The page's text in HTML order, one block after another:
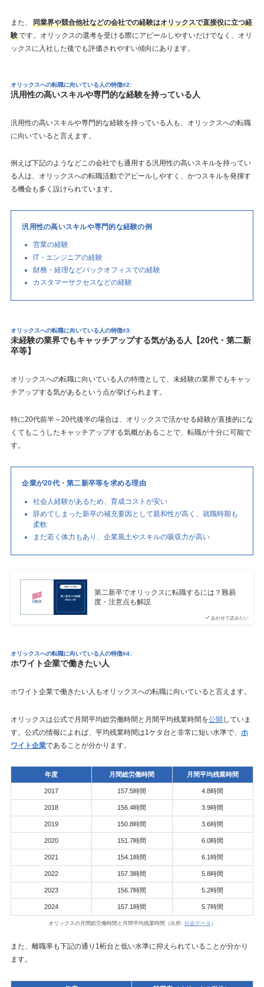
また、
同業界や競合他社などの会社での経験はオリックスで直接役に立つ経
験です。オリックスの選考を受ける際にアピールしやすいだけでなく、オリ
ックスに入社した後でも評価されやすい傾向にあります。
オリックスへの転職に向いている人の特徴#2:
汎用性の高いスキルや専門的な経験を持っている人
汎用性の高いスキルや専門的な経験を持っている人も、オリックスへの転職
に向いていると言えます。
例えば下記のようなどこの会社でも通用する汎用性の高いスキルを持ってい
る人は、オリックスへの転職活動でアピールしやすく、かつスキルを発揮す
る機会も多く設けられています。
汎用性の高いスキルや専門的な経験の例
営業の経験
IT・エンジニアの経験
財務・経理などバックオフィスでの経験
カスタマーサクセスなどの経験
オリックスへの転職に向いている人の特徴#3:
未経験の業界でもキャッチアップする気がある人【20代・第二新
卒等】
オリックスへの転職に向いている人の特徴として、未経験の業界でもキャッ
チアップする気があるという点が挙げられます。
特に20代前半～20代後半の場合は、オリックスで活かせる経験が直接的にな
くてもこうしたキャッチアップする気概があることで、転職が十分に可能で
す。
企業が20代・第二新卒等を求める理由
社会人経験があるため、育成コストが安い
辞めてしまった新卒の補充要因として親和性が高く、就職時期も
柔軟
まだ若く体力もあり、企業風土やスキルの吸収力が高い
あわせて読みたい
第二新卒でオリックスに転職するには？難易
度・注意点も解説
オリックスへの転職に向いている人の特徴#4:
ホワイト企業で働きたい人
ホワイト企業で働きたい人もオリックスへの転職に向いていると言えます。
オリックスは公式で月間平均総労働時間と月間平均残業時間を公開 していま
す。公式の情報によれば、平均残業時間は1ケタ台と非常に短い水準で、 ホ
ワイト企業であることが分かります。
年度 月間総労働時間 月間平均残業時間
2017 157.5時間 4.8時間
2018 156.4時間 3.9時間
2019 150.8時間 3.6時間
2020 151.7時間 6.0時間
2021 154.1時間 6.1時間
2022 157.3時間 5.8時間
2023 156.7時間 5.2時間
2024 157.1時間 5.7時間
オリックスの月間総労働時間と月間平均残業時間（出所: 社会データ ）
また、離職率も下記の通り1桁台と低い水準に抑えられていることが分かり
ます。